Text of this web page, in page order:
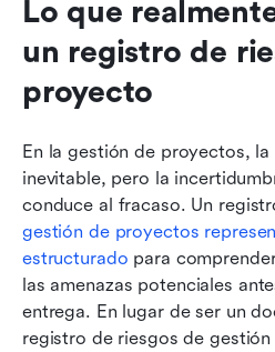
Lo que
un registro de
proyecto
En la gestión de proyectos,
inevitable, pero la
conduce al fracaso. Un
gestión de proyectos
estructurado para
las amenazas potenciales
entrega. En lugar de ser un
registro de riesgos de